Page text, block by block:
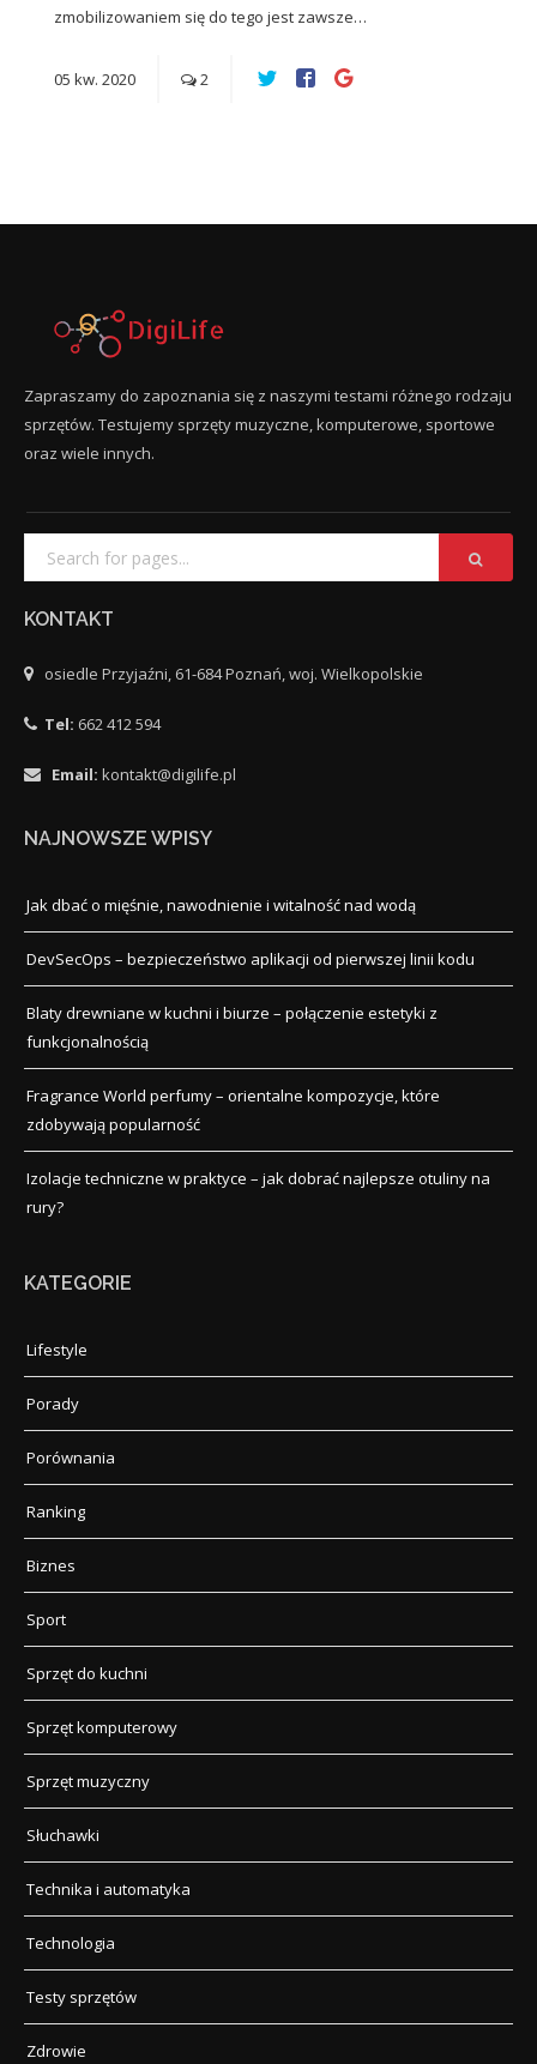
zmobilizowaniem się do tego jest zawsze…
05 kw. 2020 2
Zapraszamy do zapoznania się z naszymi testami różnego rodzaju
sprzętów. Testujemy sprzęty muzyczne, komputerowe, sportowe
oraz wiele innych.
KONTAKT
osiedle Przyjaźni, 61-684 Poznań, woj. Wielkopolskie
Tel: 662 412 594
Email: kontakt@digilife.pl
NAJNOWSZE WPISY
Jak dbać o mięśnie, nawodnienie i witalność nad wodą
DevSecOps – bezpieczeństwo aplikacji od pierwszej linii kodu
Blaty drewniane w kuchni i biurze – połączenie estetyki z
funkcjonalnością
Fragrance World perfumy – orientalne kompozycje, które
zdobywają popularność
Izolacje techniczne w praktyce – jak dobrać najlepsze otuliny na
rury?
KATEGORIE
Lifestyle
Porady
Porównania
Ranking
Biznes
Sport
Sprzęt do kuchni
Sprzęt komputerowy
Sprzęt muzyczny
Słuchawki
Technika i automatyka
Technologia
Testy sprzętów
Zdrowie